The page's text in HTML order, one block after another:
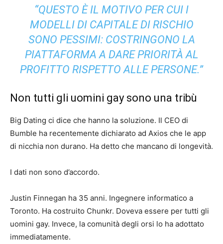
“QUESTO È IL MOTIVO PER CUI I
MODELLI DI CAPITALE DI RISCHIO
SONO PESSIMI: COSTRINGONO LA
PIATTAFORMA A DARE PRIORITÀ AL
PROFITTO RISPETTO ALLE PERSONE.”
Non tutti gli uomini gay sono una tribù
Big Dating ci dice che hanno la soluzione. Il CEO di
Bumble ha recentemente dichiarato ad Axios che le app
di nicchia non durano. Ha detto che mancano di longevità.
I dati non sono d’accordo.
Justin Finnegan ha 35 anni. Ingegnere informatico a
Toronto. Ha costruito Chunkr. Doveva essere per tutti gli
uomini gay. Invece, la comunità degli orsi lo ha adottato
immediatamente.